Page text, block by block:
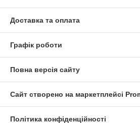
Доставка та оплата
Графік роботи
Повна версія сайту
Сайт створено на маркетплейсі
Політика конфіденційності